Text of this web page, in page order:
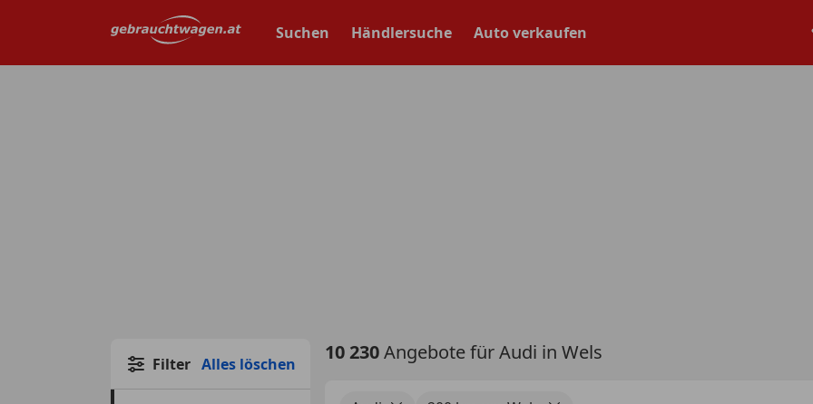
Suchen Händlersuche Auto verkaufen
Filter Alles löschen 10 230Angebote für Audi in Wels